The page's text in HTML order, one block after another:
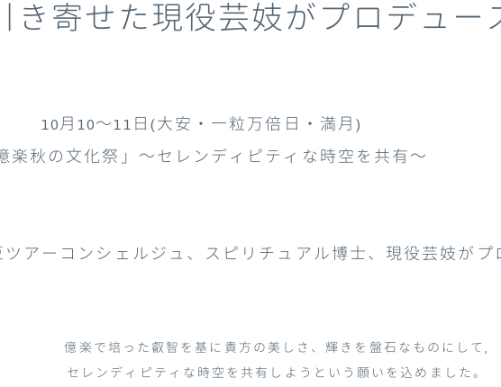
き寄せた現役芸妓がプロデュー
10月10～11日(大安・一粒万倍日・満月)
楽秋の文化祭」～セレンディピティな時空を共有～
アーコンシェルジュ、スピリチュアル博士、現役芸妓がプ
億楽で培った叡智を基に貴方の美しさ、輝きを盤石なものにして,
セレンディピティな時空を共有しようという願いを込めました。